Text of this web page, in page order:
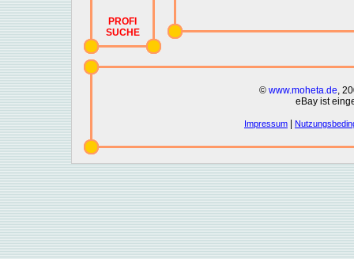
PROFI
SUCHE
© www.moheta.de,
eBay ist
Impressum